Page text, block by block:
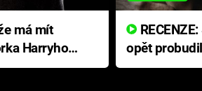
má mít
Harryho
opět
přichází s